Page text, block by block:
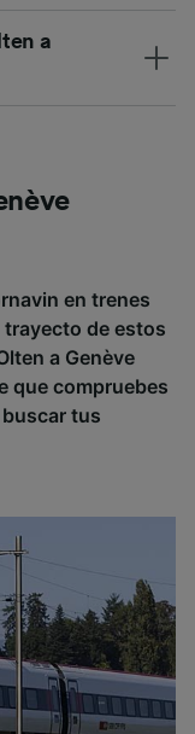
a
en trenes
trayecto de estos
a Genève
que compruebes
tus